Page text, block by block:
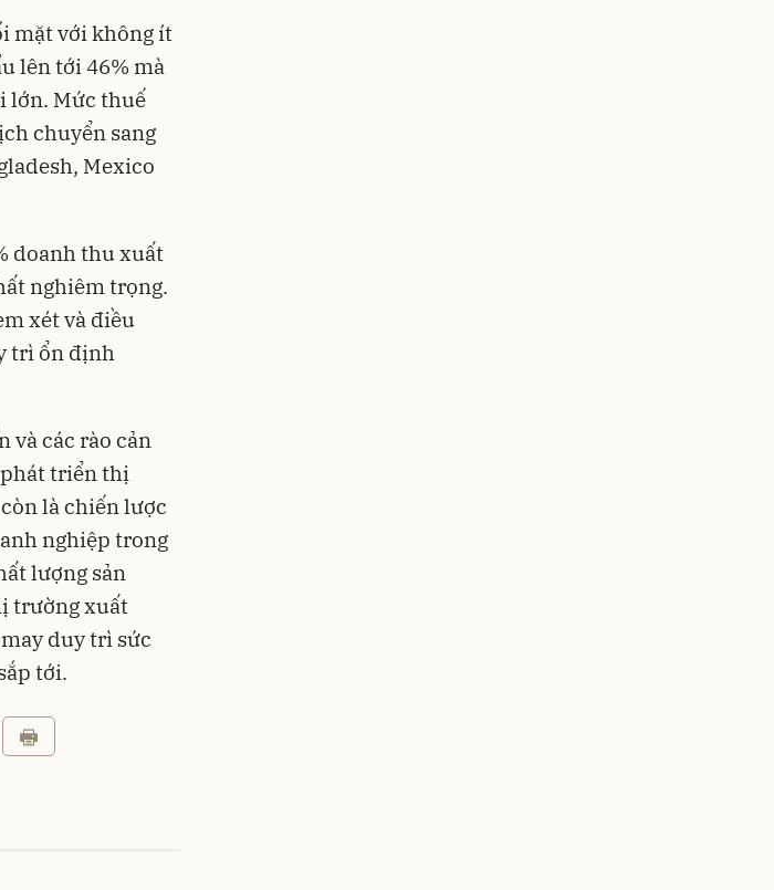
mặt với không ít
lên tới 46% mà
lớn. Mức thuế
chuyển sang
Mexico
doanh thu xuất
nghiêm trọng.
xét và điều
trì ổn định
và các rào cản
triển thị
là chiến lược
nghiệp trong
lượng sản
trường xuất
duy trì sức
tới.